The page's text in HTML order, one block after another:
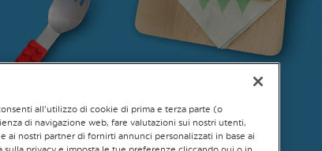
all'utilizzo di cookie di prima e terza parte (o
di navigazione web, fare valutazioni sui nostri utenti,
nostri partner di fornirti annunci personalizzati in base ai